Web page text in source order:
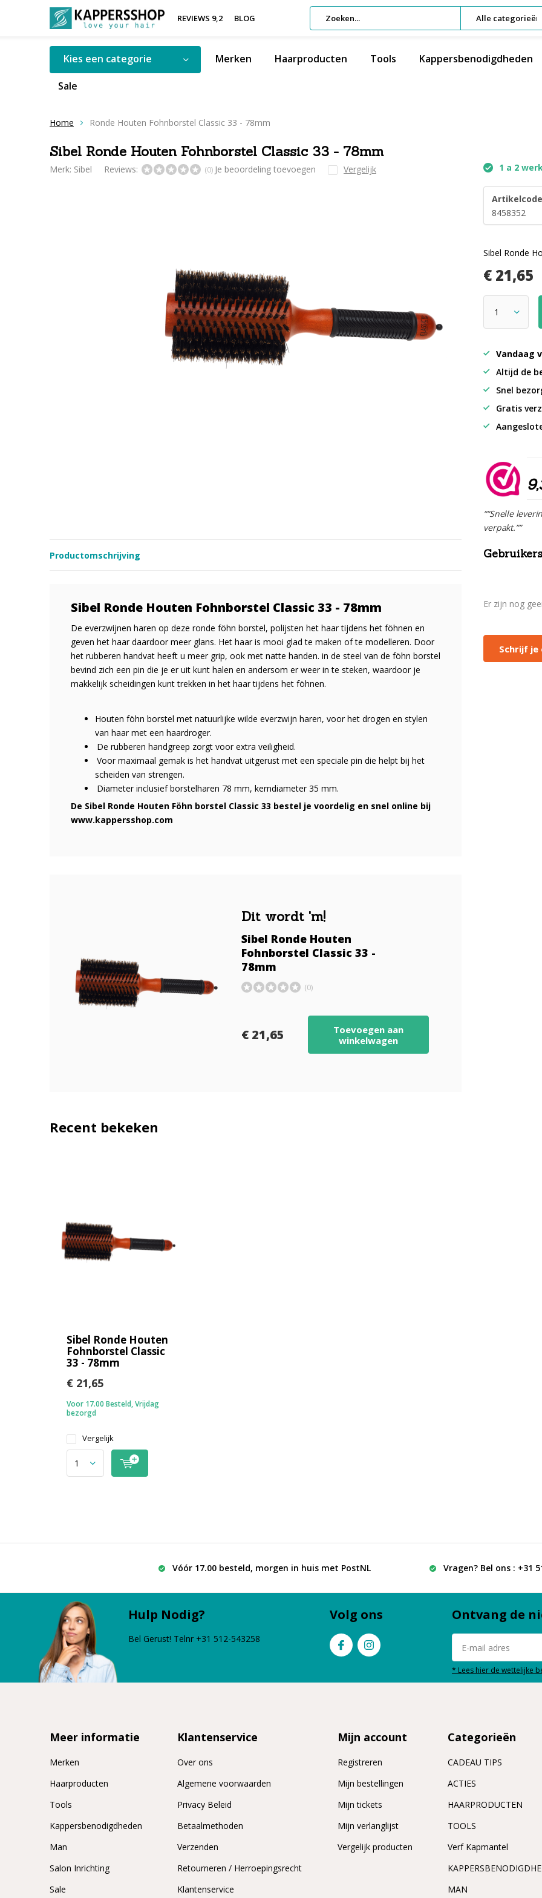
REVIEWS 9,2 BLOG Alle categorieën
Kies een categorie Merken Haarproducten Tools Kappersbenodigdheden
Sale
Home Ronde Houten Fohnborstel Classic 33 - 78mm
Sibel Ronde Houten Fohnborstel Classic 33 - 78mm
Merk: Sibel Reviews: (0) Je beoordeling toevoegen Vergelijk 1 a 2
8458352
Sibel Ronde
€ 21,65
Vandaag
Altijd de
Snel
Gratis
““Snelle
verpakt.””
Productomschrijving
Sibel Ronde Houten Fohnborstel Classic 33 - 78mm
De everzwijnen haren op deze ronde föhn borstel, polijsten het haar tijdens het föhnen en
geven het haar daardoor meer glans. Het haar is mooi glad te maken of te modelleren. Door
het rubberen handvat heeft u meer grip, ook met natte handen. in de steel van de föhn borstel
bevind zich een pin die je er uit kunt halen en andersom er weer in te steken, waardoor je
makkelijk scheidingen kunt trekken in het haar tijdens het föhnen.
Houten föhn borstel met natuurlijke wilde everzwijn haren, voor het drogen en stylen
van haar met een haardroger.
De rubberen handgreep zorgt voor extra veiligheid.
Voor maximaal gemak is het handvat uitgerust met een speciale pin die helpt bij het
scheiden van strengen.
Diameter inclusief borstelharen 78 mm, kerndiameter 35 mm.
De Sibel Ronde Houten Föhn borstel Classic 33 bestel je voordelig en snel online bij
www.kappersshop.com
Dit wordt 'm!
Sibel Ronde Houten
Fohnborstel Classic 33 -
78mm
(0)
€ 21,65
Toevoegen aan
winkelwagen
Er zijn nog
Schrijf
Recent bekeken
Sibel Ronde Houten
Fohnborstel Classic
33 - 78mm
€ 21,65
Voor 17.00 Besteld, Vrijdag
bezorgd
Vergelijk
Vóór 17.00 besteld, morgen in huis met PostNL Vragen? Bel ons : +31
Hulp Nodig?
Bel Gerust! Telnr +31 512-543258
Volg ons Ontvang de
* Lees hier de wettelijke
Meer informatie
Merken
Haarproducten
Tools
Kappersbenodigdheden
Man
Salon Inrichting
Sale
Klantenservice
Over ons
Algemene voorwaarden
Privacy Beleid
Betaalmethoden
Verzenden
Retourneren / Herroepingsrecht
Klantenservice
Mijn account
Registreren
Mijn bestellingen
Mijn tickets
Mijn verlanglijst
Vergelijk producten
Categorieën
CADEAU TIPS
ACTIES
HAARPRODUCTEN
TOOLS
Verf Kapmantel
MAN